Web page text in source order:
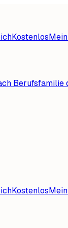
Kostenlos
Berufsfamilie
Kostenlos